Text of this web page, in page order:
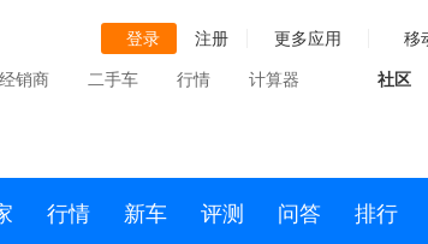
登录 注册 更多应用 移
经销商 二手车 行情 计算器 社区
行情 新车 评测 问答 排行